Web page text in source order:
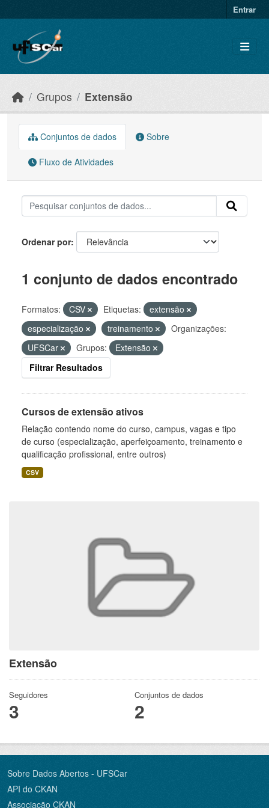
Entrar
Grupos Extensão
Extensão
Seguidores
3
Conjuntos de dados
2
Conjuntos de dados Sobre
Fluxo de Atividades
Ordenar por
1 conjunto de dados encontrado
Formatos: CSV Etiquetas:
extensão
especialização
treinamento
Organizações:
UFSCar
Grupos:
Extensão
Filtrar Resultados
Cursos de extensão ativos
Relação contendo nome do curso, campus, vagas e tipo
de curso (especialização, aperfeiçoamento, treinamento e
qualificação profissional, entre outros)
CSV
Sobre Dados Abertos - UFSCar
API do CKAN
Associação CKAN